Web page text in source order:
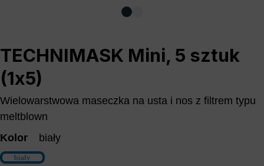
TECHNIMASK Mini, 5 sztuk
(1x5)
Wielowarstwowa maseczka ​​na usta i nos z filtrem typu
meltblown
Kolor
biały
biały